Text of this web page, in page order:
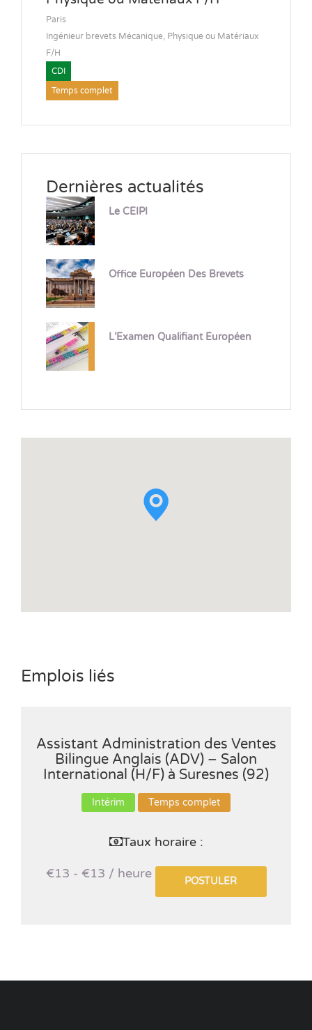
Paris
Ingénieur brevets Mécanique, Physique ou Matériaux
F/H
CDI
Temps complet
Dernières actualités
Le CEIPI
Office Européen Des Brevets
L’Examen Qualifiant Européen
Emplois liés
Assistant Administration des Ventes
Bilingue Anglais (ADV) – Salon
International (H/F) à Suresnes (92)
Intérim Temps complet
Taux horaire :
€13 - €13 / heure
POSTULER